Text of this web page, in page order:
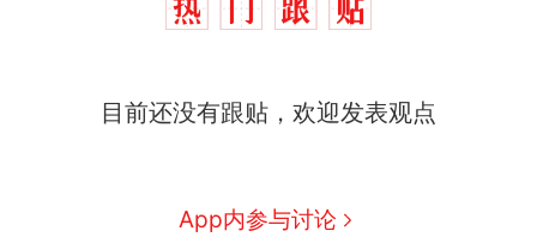
目前还没有跟贴，欢迎发表观点
App内参与讨论
新 那个在床头放菜刀的女孩，